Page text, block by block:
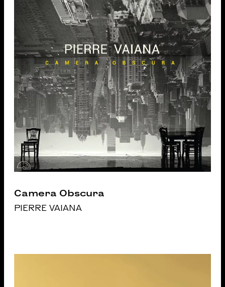
Camera Obscura
PIERRE VAIANA